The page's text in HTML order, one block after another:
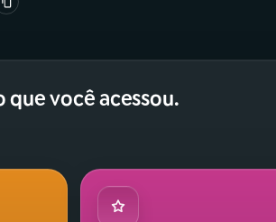
você acessou.